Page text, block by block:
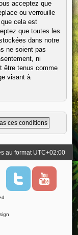
acceptez que
ou verrouille
cela est
que toutes les
dans notre
ne soient pas
ni
être tenus comme
visant à
au format UTC+02:00
T
i
Y
u